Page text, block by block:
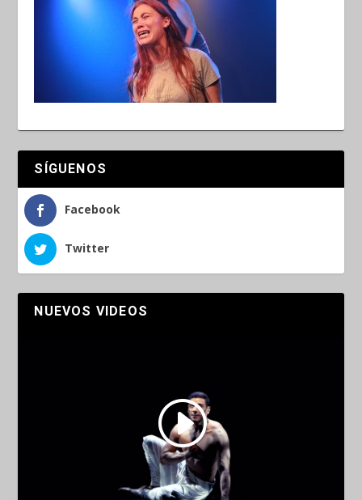
SÍGUENOS
Facebook
Twitter
NUEVOS VIDEOS